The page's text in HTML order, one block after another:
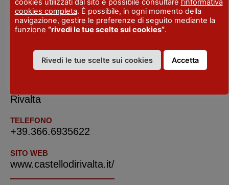
Silvestro.
INDIRIZZO
Rivalta
Rivalta
TELEFONO
+39.366.6935622
SITO WEB
www.castellodirivalta.it/
cookies utilizzati dal sito è possibile consultare l’informativa
cookies completa. È possibile, in ogni momento della
navigazione, gestire le preferenze di seguito mediante la
funzione “rivedi le tue scelte sui cookies”.
Rivedi le tue scelte sui cookies Accetta